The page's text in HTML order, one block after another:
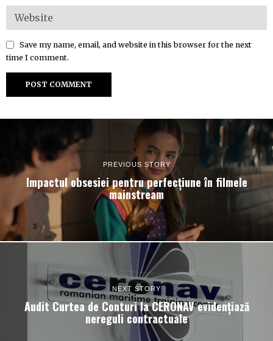
Save my name, email, and website in this browser for the next
time I comment.
PREVIOUS STORY
Impactul obsesiei pentru perfecțiune în filmele
mainstream
NEXT STORY
Audit Curtea de Conturi la CERONAV evidențiază
nereguli contractuale